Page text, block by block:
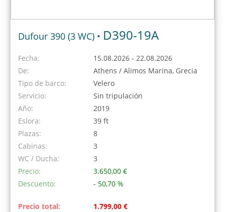
Dufour 390 (3 WC) • D390-19A
Fecha:
15.08.2026 - 22.08.2026
De:
Athens / Alimos Marina, Grecia
Tipo de barco:
Velero
Servicio:
Sin tripulación
Año:
2019
Eslora:
39 ft
Plazas:
8
Cabinas:
3
WC / Ducha:
3
Precio:
3.650,00 €
Descuento:
- 50,70 %
Precio total:
1.799,00 €